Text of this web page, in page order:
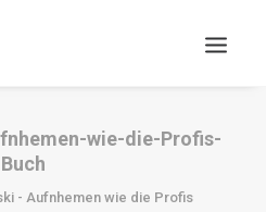
wie-die-Profis-
Buch
- Aufnhemen wie die Profis